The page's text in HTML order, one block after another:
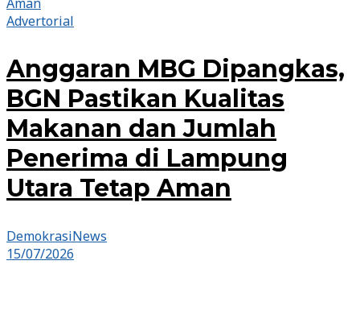
Advertorial
Anggaran MBG Dipangkas,
BGN Pastikan Kualitas
Makanan dan Jumlah
Penerima di Lampung
Utara Tetap Aman
DemokrasiNews
15/07/2026